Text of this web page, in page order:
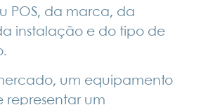
POS, da marca, da
instalação e do tipo de
um equipamento
representar um